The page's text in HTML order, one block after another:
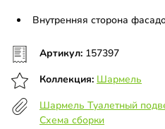
Внутренняя сторона
Артикул: 157397
Коллекция: Шармель
Шармель Туалетный
Схема сборки